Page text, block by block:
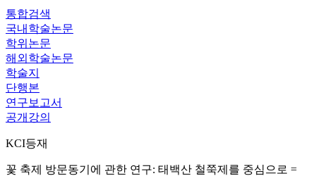
통합검색
국내학술논문
학위논문
해외학술논문
학술지
단행본
연구보고서
공개강의
KCI등재
꽃 축제 방문동기에 관한 연구: 태백산 철쭉제를 중심으로 =